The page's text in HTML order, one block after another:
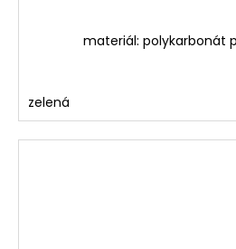
materiál: polykarbonát
zelená